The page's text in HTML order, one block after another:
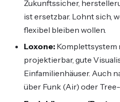
Zukunftssicher,
ist ersetzbar. Lohnt sich,
flexibel bleiben wollen.
Loxone: Komplettsystem
projektierbar, gute
Einfamilienhäuser. Auch
über Funk (Air) oder